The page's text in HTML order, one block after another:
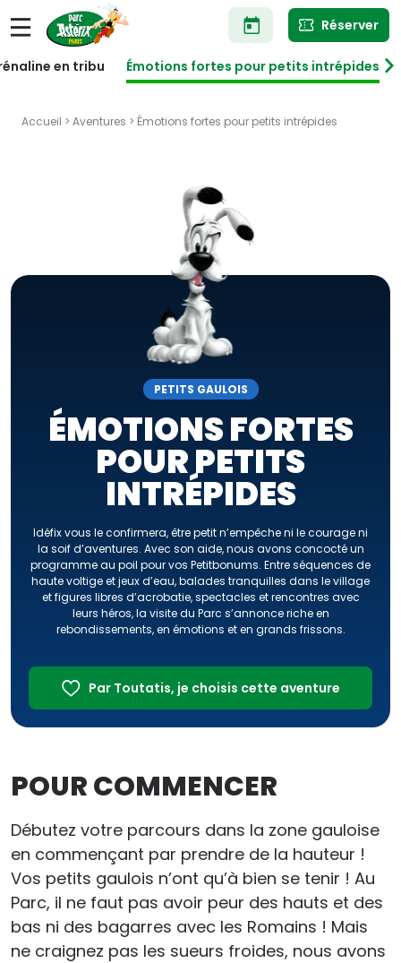
au
contenu
principal
Réserver
en tribu Émotions fortes pour petits intrépides
Accueil > Aventures > Émotions fortes pour petits intrépides
PETITS GAULOIS
ÉMOTIONS FORTES
POUR PETITS
INTRÉPIDES
Idéfix vous le confirmera, être petit n’empêche ni le courage ni
la soif d’aventures. Avec son aide, nous avons concocté un
programme au poil pour vos Petitbonums. Entre séquences de
haute voltige et jeux d’eau, balades tranquilles dans le village
et figures libres d’acrobatie, spectacles et rencontres avec
leurs héros, la visite du Parc s’annonce riche en
rebondissements, en émotions et en grands frissons.
Par Toutatis, je choisis cette aventure
POUR COMMENCER
Débutez votre parcours dans la zone gauloise
en commençant par prendre de la hauteur !
Vos petits gaulois n’ont qu’à bien se tenir ! Au
Parc, il ne faut pas avoir peur des hauts et des
bas ni des bagarres avec les Romains ! Mais
ne craignez pas les sueurs froides, nous avons